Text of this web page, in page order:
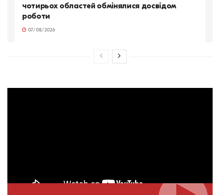
чотирьох областей обмінялися досвідом
роботи
07/08/2026